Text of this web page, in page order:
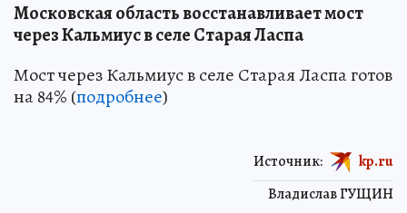
Московская область восстанавливает мост
через Кальмиус в селе Старая Ласпа
Мост через Кальмиус в селе Старая Ласпа готов
на 84% (подробнее)
Владислав ГУЩИН
Источник: kp.ru